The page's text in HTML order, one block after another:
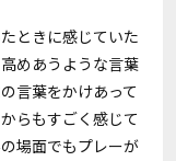
ときに感じていた
めあうような言葉
言葉をかけあって
らもすごく感じて
場面でもプレーが